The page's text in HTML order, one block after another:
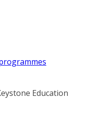
Education